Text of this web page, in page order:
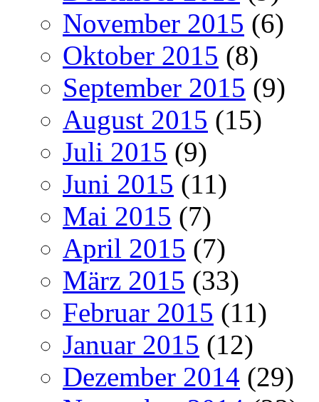
November 2015 (6)
Oktober 2015 (8)
September 2015 (9)
August 2015 (15)
Juli 2015 (9)
Juni 2015 (11)
Mai 2015 (7)
April 2015 (7)
März 2015 (33)
Februar 2015 (11)
Januar 2015 (12)
Dezember 2014 (29)